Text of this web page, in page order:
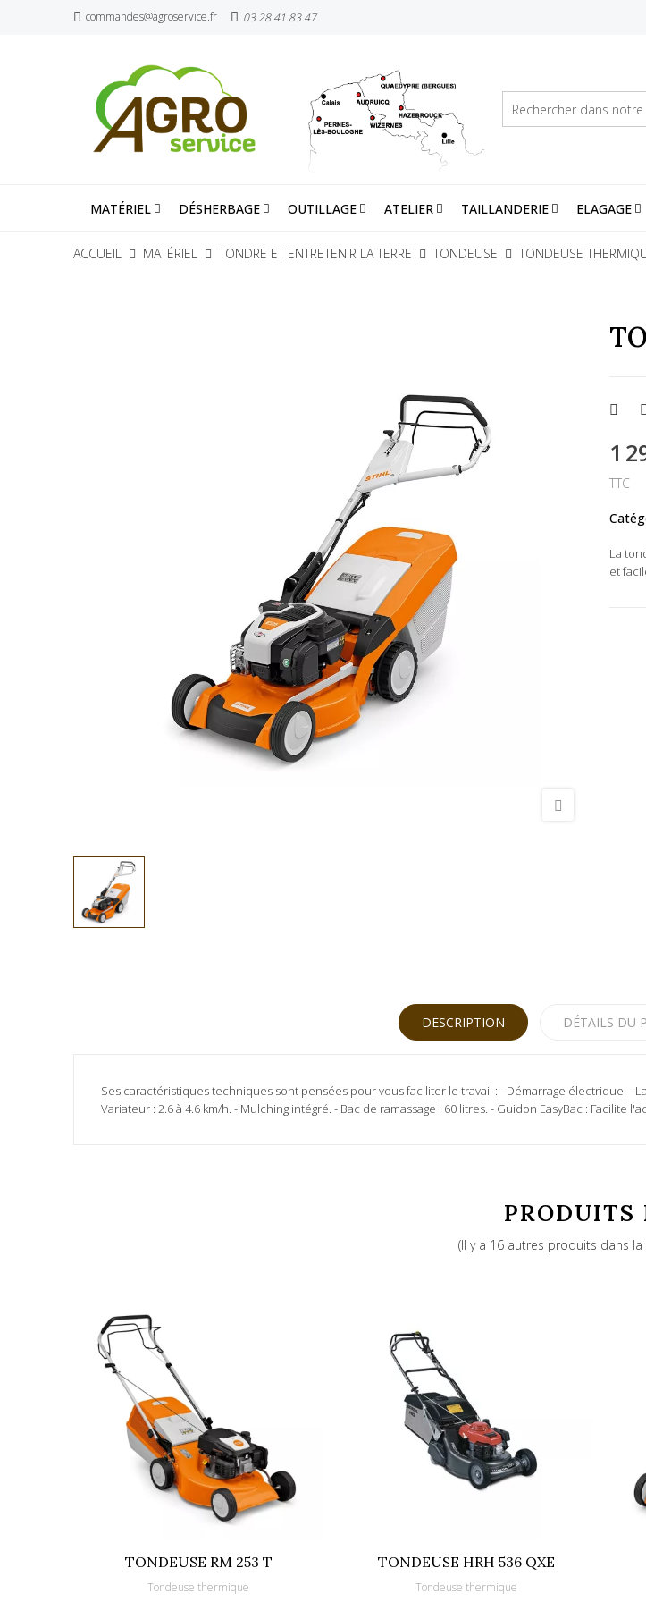
commandes@agroservice.fr 03 28 41 83 47
MATÉRIEL DÉSHERBAGE OUTILLAGE ATELIER TAILLANDERIE ELAGAGE
ACCUEIL MATÉRIEL TONDRE ET ENTRETENIR LA TERRE TONDEUSE TONDEUSE
1
TTC
La
et
DESCRIPTION DÉTAILS DU
Ses caractéristiques techniques sont pensées pour vous faciliter le travail : - Démarrage électrique. -
Variateur : 2.6 à 4.6 km/h. - Mulching intégré. - Bac de ramassage : 60 litres. - Guidon EasyBac : Facilite
Volume du bac (L)
Niveau sonore en dB (A)
Cylindrée (cm3)
Type de démarrage
Largeur de Travail (cm)
Transmission
PRODUITS
(Il y a 16 autres produits dans
TONDEUSE RM 253 T
Tondeuse thermique
TONDEUSE HRH 536 QXE
Tondeuse thermique